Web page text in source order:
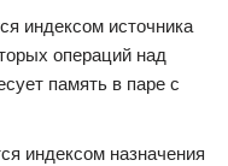
индексом источника
операций над
память в паре с
индексом назначения